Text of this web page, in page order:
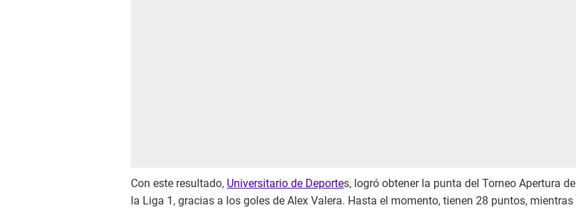
Con este resultado, Universitario de Deportes, logró obtener la punta del Torneo Apertura de
la Liga 1, gracias a los goles de Alex Valera. Hasta el momento, tienen 28 puntos, mientras